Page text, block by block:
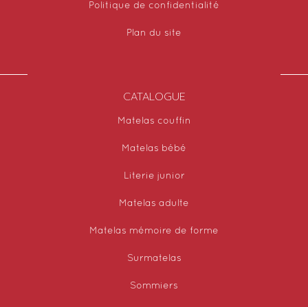
Politique de confidentialité
Plan du site
CATALOGUE
Matelas couffin
Matelas bébé
Literie junior
Matelas adulte
Matelas mémoire de forme
Surmatelas
Sommiers